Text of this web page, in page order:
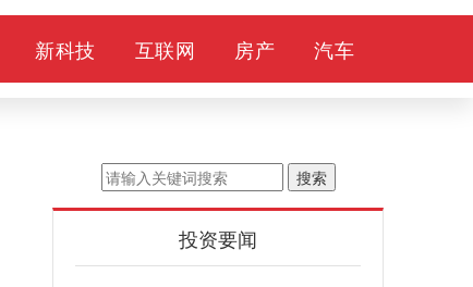
新科技 互联网 房产 汽车
搜索
投资要闻